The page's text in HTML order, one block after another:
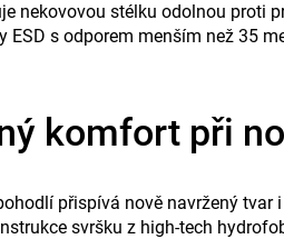
nekovovou stélku odolnou proti
ESD s odporem menším než 35
komfort při
přispívá nově navržený
svršku z high-tech